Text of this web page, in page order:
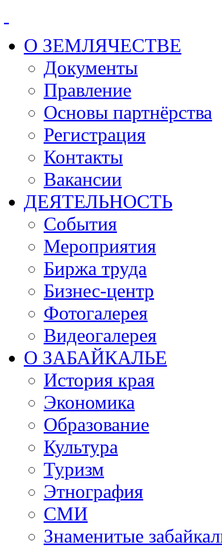
О ЗЕМЛЯЧЕСТВЕ
Документы
Правление
Основы партнёрства
Регистрация
Контакты
Вакансии
ДЕЯТЕЛЬНОСТЬ
События
Мероприятия
Биржа труда
Бизнес-центр
Фотогалерея
Видеогалерея
О ЗАБАЙКАЛЬЕ
История края
Экономика
Образование
Культура
Туризм
Этнография
СМИ
Знаменитые